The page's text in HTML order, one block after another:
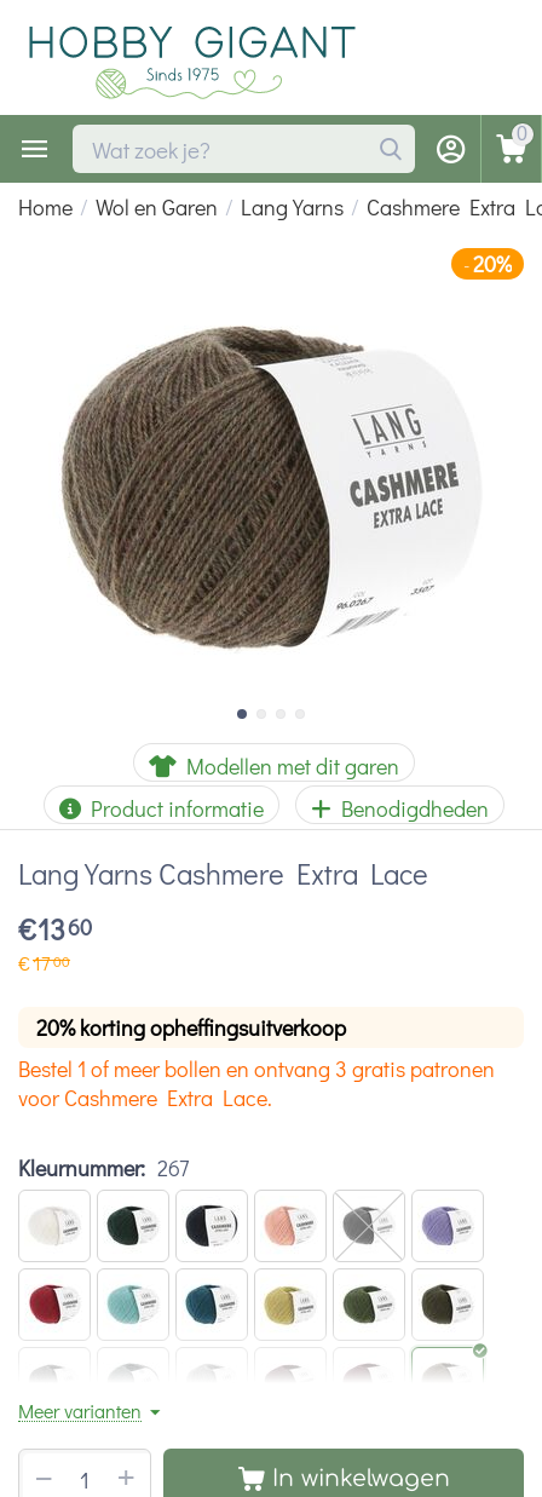
0
Home / Wol en Garen / Lang Yarns / Cashmere Extra
-20%
Modellen met dit garen
Product informatie
Benodigdheden
Lang Yarns Cashmere Extra Lace
€1360
€1700
20% korting opheffingsuitverkoop
Bestel 1 of meer bollen en ontvang 3 gratis patronen
voor Cashmere Extra Lace.
Kleurnummer: 267
Meer varianten
+
− In winkelwagen